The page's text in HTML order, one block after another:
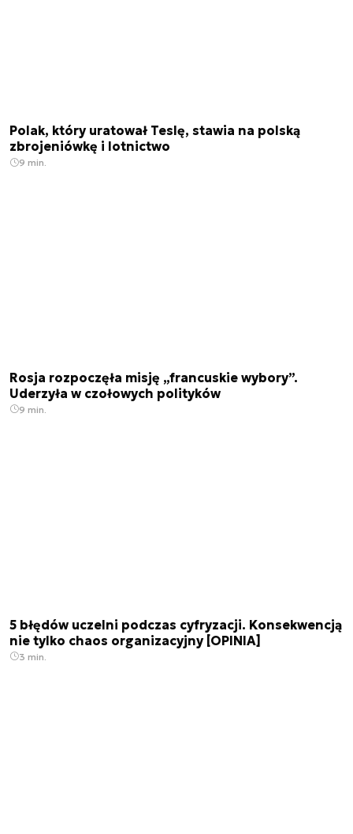
Polak, który uratował Teslę, stawia na polską
zbrojeniówkę i lotnictwo
9 min.
Rosja rozpoczęła misję „francuskie wybory”.
Uderzyła w czołowych polityków
9 min.
5 błędów uczelni podczas cyfryzacji. Konsekwencją
nie tylko chaos organizacyjny [OPINIA]
3 min.